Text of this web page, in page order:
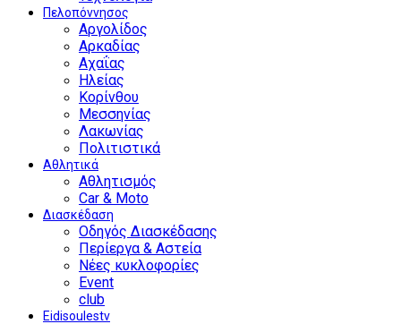
Πελοπόννησος
Αργολίδος
Αρκαδίας
Αχαΐας
Ηλείας
Κορίνθου
Μεσσηνίας
Λακωνίας
Πολιτιστικά
Αθλητικά
Αθλητισμός
Car & Moto
Διασκέδαση
Οδηγός Διασκέδασης
Περίεργα & Αστεία
Νέες κυκλοφορίες
Event
club
Eidisoulestv